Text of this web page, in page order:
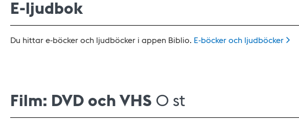
E-ljudbok
Du hittar e-böcker och ljudböcker i appen Biblio. E-böcker och ljudböcker
Film: DVD och VHS 0 st